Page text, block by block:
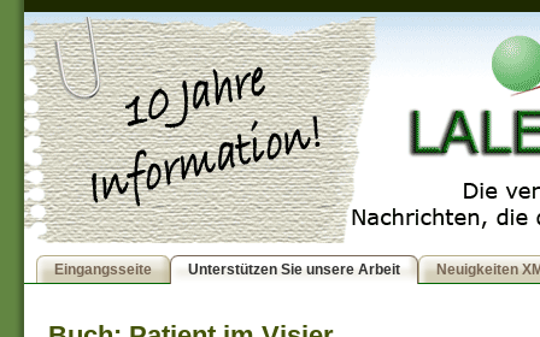
Eingangsseite Unterstützen Sie unsere Arbeit Neuigkeiten